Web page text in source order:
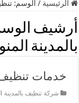
الرئيسية / الوسم:
أرشيف
بالمدينة
خدمات تنظيف
شركة تنظيف بالمدينة